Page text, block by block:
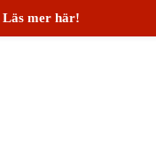
Läs mer här!